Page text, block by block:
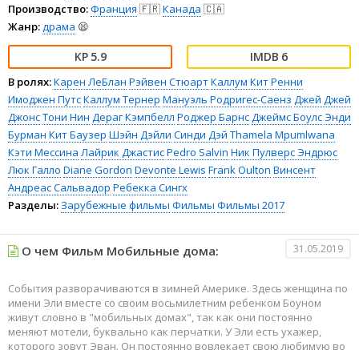
Производство:Франция 🇫🇷Канада 🇨🇦
Жанр:драма 😫
5.9 6
В ролях:Карен ЛеБлан Рэйвен СтюартКаллум Кит Ренни
Имоджен ПутсКаллум Тернер Мануэль Родригес-Саенз Джей Джей
ДжонсТони Нин Дераг Кэмпбелл Роджер БарнсДжеймс БоулсЭнди
Бурман Кит Баузер Шэйн Дэйли Синди Дэй Thamela Mpumlwana
Кэти Мессина Лайрик ДжастисPedro Salvin Ник Пулверс Эндрюс
Люк Галло Diane Gordon Devonte Lewis Frank Oulton Винсент
Андреас Сальвадор Ребекка Сингх
Разделы: Зарубежные фильмы Фильмы Фильмы 2017
О чем Фильм Мобильные дома: 31.05.2019
События разворачиваются в зимней Америке. Здесь женщина по
имени Эли вместе со своим восьмилетним ребенком Боуном
живут словно в "мобильных домах", так как они постоянно
меняют мотели, буквально как перчатки. У Эли есть ухажер,
которого зовут Эван. Он постоянно вовлекает свою любимую во